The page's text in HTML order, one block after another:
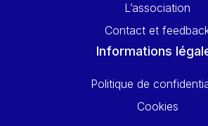
L’association
Contact et
Informations
Politique de
Cookies